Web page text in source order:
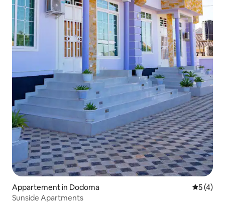
Appartement in Dodoma
5 (4)
Sunside Apartments